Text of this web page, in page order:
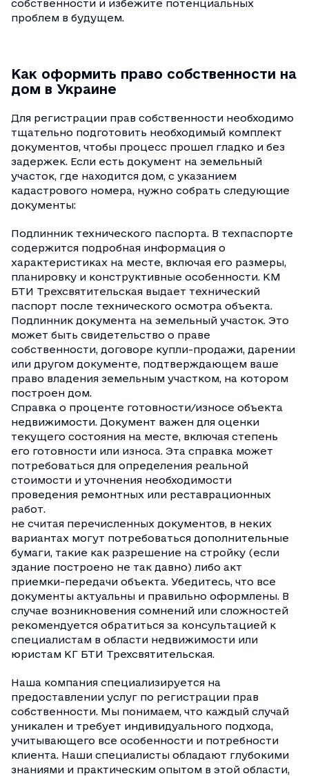
собственности и избежите потенциальных
проблем в будущем.
Как оформить право собственности на
дом в Украине
Для регистрации прав собственности необходимо
тщательно подготовить необходимый комплект
документов, чтобы процесс прошел гладко и без
задержек. Если есть документ на земельный
участок, где находится дом, с указанием
кадастрового номера, нужно собрать следующие
документы:
Подлинник технического паспорта. В техпаспорте
содержится подробная информация о
характеристиках на месте, включая его размеры,
планировку и конструктивные особенности. КМ
БТИ Трехсвятительская выдает технический
паспорт после технического осмотра объекта.
Подлинник документа на земельный участок. Это
может быть свидетельство о праве
собственности, договоре купли-продажи, дарении
или другом документе, подтверждающем ваше
право владения земельным участком, на котором
построен дом.
Справка о проценте готовности/износе объекта
недвижимости. Документ важен для оценки
текущего состояния на месте, включая степень
его готовности или износа. Эта справка может
потребоваться для определения реальной
стоимости и уточнения необходимости
проведения ремонтных или реставрационных
работ.
не считая перечисленных документов, в неких
вариантах могут потребоваться дополнительные
бумаги, такие как разрешение на стройку (если
здание построено не так давно) либо акт
приемки-передачи объекта. Убедитесь, что все
документы актуальны и правильно оформлены. В
случае возникновения сомнений или сложностей
рекомендуется обратиться за консультацией к
специалистам в области недвижимости или
юристам КГ БТИ Трехсвятительская.
Наша компания специализируется на
предоставлении услуг по регистрации прав
собственности. Мы понимаем, что каждый случай
уникален и требует индивидуального подхода,
учитывающего все особенности и потребности
клиента. Наши специалисты обладают глубокими
знаниями и практическим опытом в этой области,